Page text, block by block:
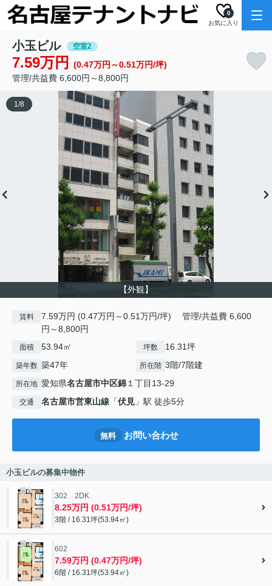
お気に入り
0
小玉ビル 空室2
7.59万円
(0.47万円～0.51万円/坪)
管理/共益費 6,600円～8,800円
【外観】
1/8
賃料
7.59万円 (0.47万円～0.51万円/坪) 管理/共益費 6,600
円～8,800円
面積 53.94㎡ 坪数 16.31坪
築年数 築47年 所在階 3階/7階建
所在地 愛知県名古屋市中区錦１丁目13-29
交通 名古屋市営東山線 「伏見 」駅 徒歩5分
無料 お問い合わせ
小玉ビルの募集中物件
302 2DK
8.25万円 (0.51万円/坪)
3階 / 16.31坪(53.94㎡)
602
7.59万円 (0.47万円/坪)
6階 / 16.31坪(53.94㎡)